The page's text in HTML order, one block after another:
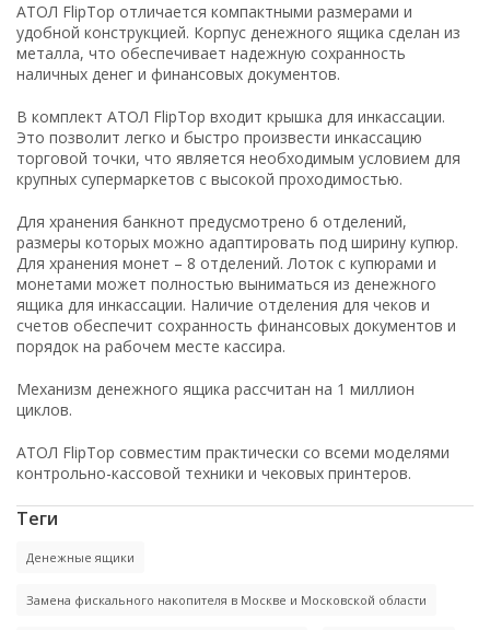
АТОЛ FlipTop отличается компактными размерами и
удобной конструкцией. Корпус денежного ящика сделан из
металла, что обеспечивает надежную сохранность
наличных денег и финансовых документов.
В комплект АТОЛ FlipTop входит крышка для инкассации.
Это позволит легко и быстро произвести инкассацию
торговой точки, что является необходимым условием для
крупных супермаркетов с высокой проходимостью.
Для хранения банкнот предусмотрено 6 отделений,
размеры которых можно адаптировать под ширину купюр.
Для хранения монет – 8 отделений. Лоток с купюрами и
монетами может полностью выниматься из денежного
ящика для инкассации. Наличие отделения для чеков и
счетов обеспечит сохранность финансовых документов и
порядок на рабочем месте кассира.
Механизм денежного ящика рассчитан на 1 миллион
циклов.
АТОЛ FlipTop совместим практически со всеми моделями
контрольно-кассовой техники и чековых принтеров.
Теги
Денежные ящики
Замена фискального накопителя в Москве и Московской области